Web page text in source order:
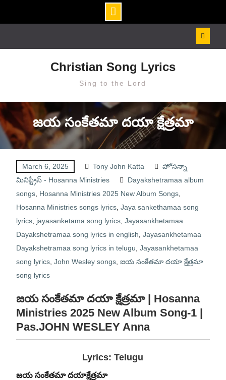
Christian Song Lyrics
Sing to the Lord
జయ సంకేతమా దయా క్షేత్రమా
March 6, 2025 Tony John Katta
హోసన్నా
మినిస్ట్రీస్ - Hosanna Ministries
Dayakshetramaa album
songs, Hosanna Ministries 2025 New Album Songs,
Hosanna Ministries songs lyrics, Jaya sankethamaa song
lyrics, jayasanketama song lyrics, Jayasankhetamaa
Dayakshetramaa song lyrics in english Jayasankhetamaa
Dayakshetramaa song lyrics in telugu Jayasankhetamaa
song lyrics, John Wesley songs, జయ సంకేతమా దయా క్షేత్రమా
song lyrics
జయ సంకేతమా దయా క్షేత్రమా | Hosanna
Ministries 2025 New Album Song-1 |
Pas.JOHN WESLEY Anna
Lyrics: Telugu
జయ సంకేతమా దయాక్షేత్రమా